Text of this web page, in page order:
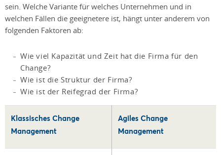
sein. Welche Variante für welches Unternehmen und in
welchen Fällen die geeignetere ist, hängt unter anderem von
folgenden Faktoren ab:
Wie viel Kapazität und Zeit hat die Firma für den
Change?
Wie ist die Struktur der Firma?
Wie ist der Reifegrad der Firma?
Klassisches Change
Management
Agiles Change
Management